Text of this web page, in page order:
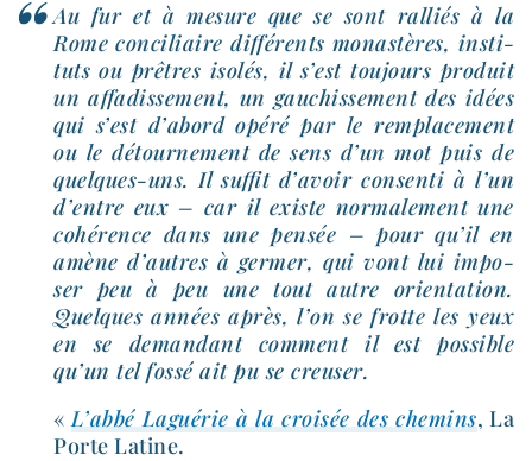
Au fur et à mesure que se sont ral­liés à la
Rome conci­liaire dif­fé­rents monas­tères, ins­ti­
tuts ou prêtres iso­lés, il s’est tou­jours pro­duit
un affa­dis­se­ment, un gau­chis­se­ment des idées
qui s’est d’a­bord opé­ré par le rem­pla­ce­ment
ou le détour­ne­ment de sens d’un mot puis de
quelques-​uns. Il suf­fit d’a­voir consen­ti à l’un
d’entre eux – car il existe nor­ma­le­ment une
cohé­rence dans une pen­sée – pour qu’il en
amène d’autres à ger­mer, qui vont lui impo­
ser peu à peu une tout autre orien­ta­tion.
Quelques années après, l’on se frotte les yeux
en se deman­dant com­ment il est pos­sible
qu’un tel fos­sé ait pu se creuser.
«L’abbé Laguérie à la croi­sée des che­mins, La
Porte Latine.